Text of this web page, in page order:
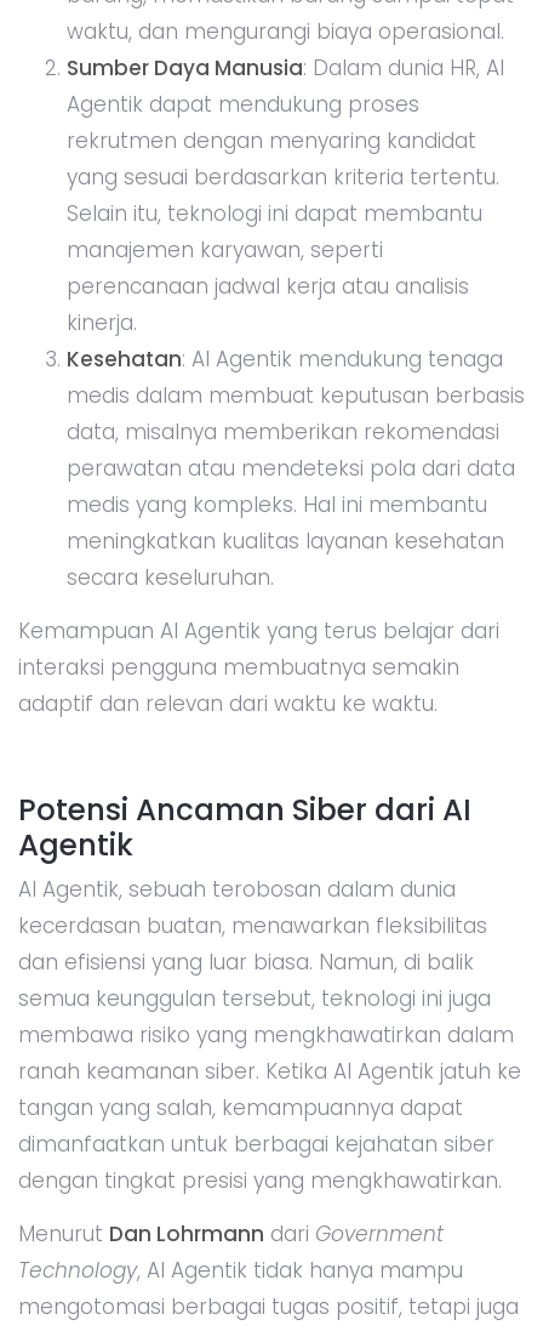
waktu, dan mengurangi biaya operasional.
Sumber Daya Manusia: Dalam dunia HR, AI
Agentik dapat mendukung proses
rekrutmen dengan menyaring kandidat
yang sesuai berdasarkan kriteria tertentu.
Selain itu, teknologi ini dapat membantu
manajemen karyawan, seperti
perencanaan jadwal kerja atau analisis
kinerja.
Kesehatan: AI Agentik mendukung tenaga
medis dalam membuat keputusan berbasis
data, misalnya memberikan rekomendasi
perawatan atau mendeteksi pola dari data
medis yang kompleks. Hal ini membantu
meningkatkan kualitas layanan kesehatan
secara keseluruhan.
Kemampuan AI Agentik yang terus belajar dari
interaksi pengguna membuatnya semakin
adaptif dan relevan dari waktu ke waktu.
Potensi Ancaman Siber dari AI
Agentik
AI Agentik, sebuah terobosan dalam dunia
kecerdasan buatan, menawarkan fleksibilitas
dan efisiensi yang luar biasa. Namun, di balik
semua keunggulan tersebut, teknologi ini juga
membawa risiko yang mengkhawatirkan dalam
ranah keamanan siber. Ketika AI Agentik jatuh ke
tangan yang salah, kemampuannya dapat
dimanfaatkan untuk berbagai kejahatan siber
dengan tingkat presisi yang mengkhawatirkan.
Menurut Dan Lohrmann dari Government
Technology, AI Agentik tidak hanya mampu
mengotomasi berbagai tugas positif, tetapi juga